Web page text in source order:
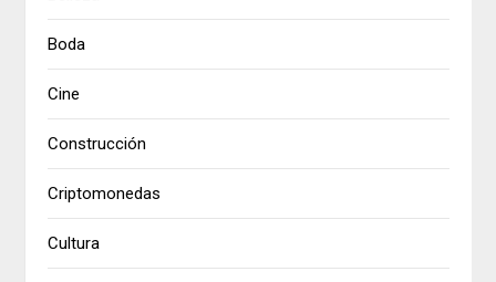
Boda
Cine
Construcción
Criptomonedas
Cultura